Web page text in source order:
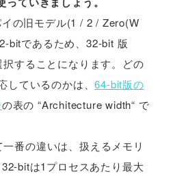
の旧モデル(1 / 2 / Zero(W
bitであるため、32-bit 版
することになります。どの
しているのかは、64-bit版の
の表の “Architecture width“ で
番の違いは、扱えるメモリ
bitは1プロセスあたり最大